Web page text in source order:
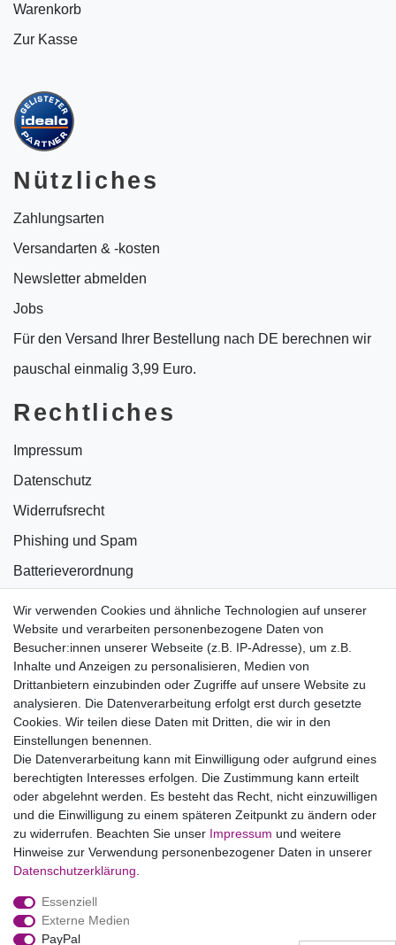
Wir verwenden Cookies und ähnliche Technologien auf unserer
Website und verarbeiten personenbezogene Daten von
Besucher:innen unserer Webseite (z.B. IP-Adresse), um z.B.
Inhalte und Anzeigen zu personalisieren, Medien von
Drittanbietern einzubinden oder Zugriffe auf unsere Website zu
analysieren. Die Datenverarbeitung erfolgt erst durch gesetzte
Cookies. Wir teilen diese Daten mit Dritten, die wir in den
Einstellungen benennen.
Die Datenverarbeitung kann mit Einwilligung oder aufgrund eines
berechtigten Interesses erfolgen. Die Zustimmung kann erteilt
oder abgelehnt werden. Es besteht das Recht, nicht einzuwilligen
und die Einwilligung zu einem späteren Zeitpunkt zu ändern oder
zu widerrufen. Beachten Sie unser Impressum und weitere
Hinweise zur Verwendung personenbezogener Daten in unserer
Daten­schutz­erklärung
Essenziell
Externe Medien
PayPal
Warenkorb
Zur Kasse
Nützliches
Zahlungsarten
Versandarten & -kosten
Newsletter abmelden
Jobs
Für den Versand Ihrer Bestellung nach DE berechnen wir
pauschal einmalig 3,99 Euro.
Rechtliches
Impressum
Datenschutz
Widerrufsrecht
Phishing und Spam
Batterieverordnung
Bildnachweise
AGB
Vertrag widerrufen
B2BKunden
Zum Händlerbereich
PrivatKunden
Neukundenanmeldung
Mein Konto